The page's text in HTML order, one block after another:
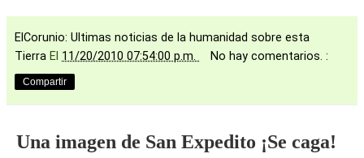
ElCorunio: Ultimas noticias de la humanidad sobre esta
Tierra El 11/20/2010 07:54:00 p.m. No hay comentarios. :
Compartir
Una imagen de San Expedito ¡Se caga!